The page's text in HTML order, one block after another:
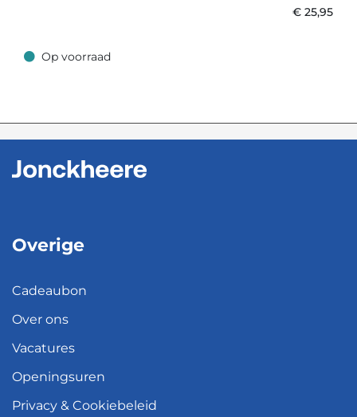
€ 25,95
Op voorraad
Op voorraad
Overige
Cadeaubon
Over ons
Vacatures
Openingsuren
Privacy & Cookiebeleid